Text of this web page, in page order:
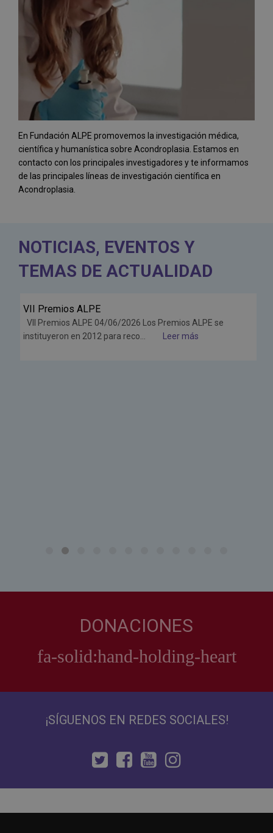
En Fundación ALPE promovemos la investigación médica,
científica y humanística sobre Acondroplasia. Estamos en
contacto con los principales investigadores y te informamos
de las principales líneas de investigación científica en
Acondroplasia.
NOTICIAS, EVENTOS Y
TEMAS DE ACTUALIDAD
Jun
26
VII Premios ALPE
VII Premios ALPE 04/06/2026 Los Premios ALPE se
instituyeron en 2012 para reco...
Leer más
DONACIONES
¡SÍGUENOS EN REDES SOCIALES!